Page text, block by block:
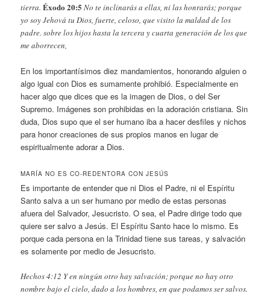
tierra.Éxodo 20:5 No te inclinarás a ellas, ni las honrarás; porque
yo soy Jehová tu Dios, fuerte, celoso, que visito la maldad de los
padre. sobre los hijos hasta la tercera y cuarta generación de los que
me aborrecen,
En los importantísimos diez mandamientos, honorando alguien o
algo igual con Dios es sumamente prohibió. Especialmente en
hacer algo que dices que es la imagen de Dios, o del Ser
Supremo. Imágenes son prohibidas en la adoración cristiana. Sin
duda, Dios supo que el ser humano iba a hacer desfiles y nichos
para honor creaciones de sus propios manos en lugar de
espiritualmente adorar a Dios.
MARÍA NO ES CO-REDENTORA CON JESÚS
Es importante de entender que ni Dios el Padre, ni el Espíritu
Santo salva a un ser humano por medio de estas personas
afuera del Salvador, Jesucristo. O sea, el Padre dirige todo que
quiere ser salvo a Jesús. El Espíritu Santo hace lo mismo. Es
porque cada persona en la Trinidad tiene sus tareas, y salvación
es solamente por medio de Jesucristo.
Hechos 4:12 Y en ningún otro hay salvación; porque no hay otro
nombre bajo el cielo, dado a los hombres, en que podamos ser salvos.